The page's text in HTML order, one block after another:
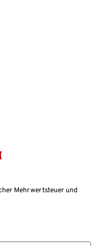
Mehrwertsteuer und